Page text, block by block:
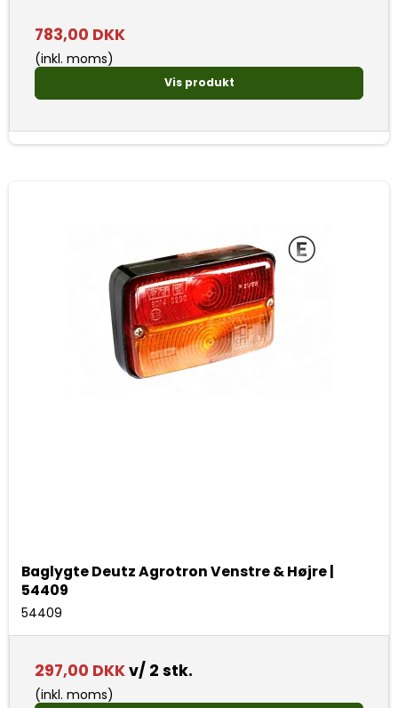
783,00 DKK
(inkl. moms)
Vis produkt
Baglygte Deutz Agrotron Venstre & Højre |
54409
54409
297,00 DKKv/ 2 stk.
(inkl. moms)